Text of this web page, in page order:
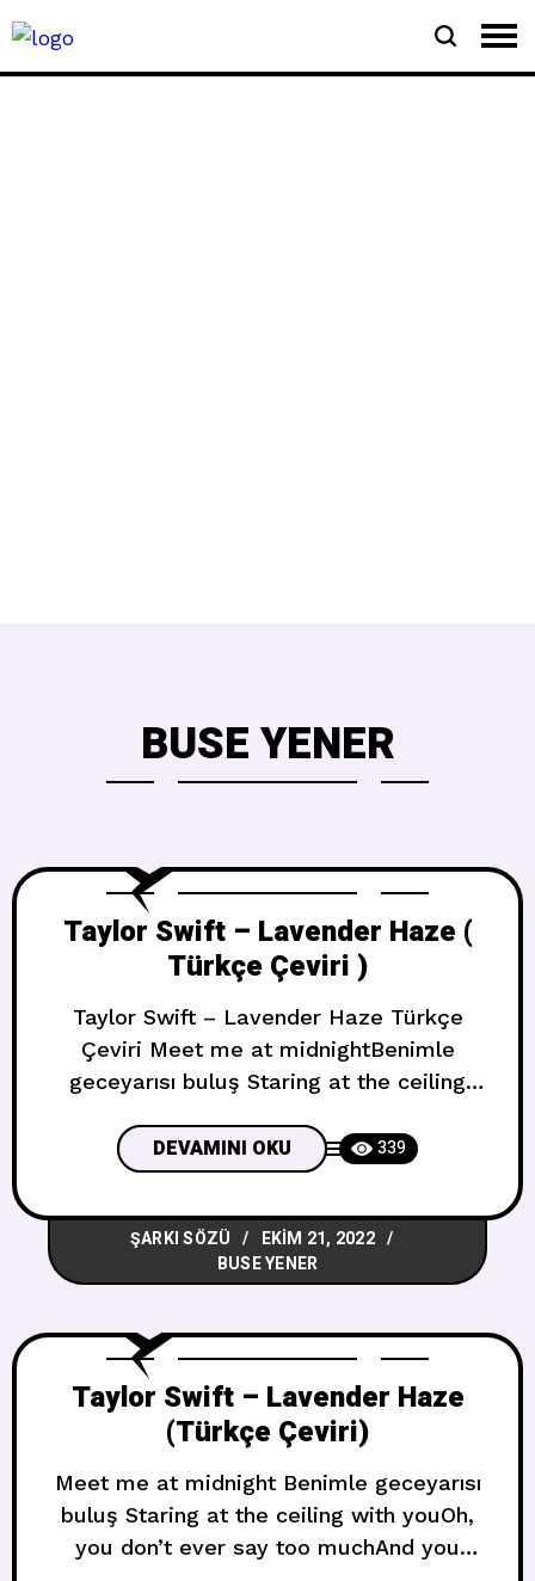
BUSE YENER
Taylor Swift – Lavender Haze (
Türkçe Çeviri )
Taylor Swift – Lavender Haze Türkçe
Çeviri Meet me at midnightBenimle
geceyarısı buluş Staring at the ceiling
muchAnd you don’t really read intoMy
melancholia Seninle birlikte tavana
bakıyorumOh, pek fazla
konuşmuyorsunVe gerçekten
okumuyorsunBenim melankolimi I been
handled it beautifully (Yeah, oh, yeah)All
DEVAMINI OKU 339
ŞARKI SÖZÜ
EKIM 21, 2022
BUSE YENER
Taylor Swift – Lavender Haze
(Türkçe Çeviri)
Meet me at midnight Benimle geceyarısı
buluş Staring at the ceiling with youOh,
you don’t ever say too muchAnd you